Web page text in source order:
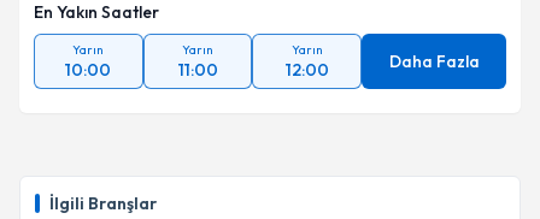
İlgili Branşlar
En Yakın Saatler
Yarın
10:00
Yarın
11:00
Yarın
12:00 Daha Fazla